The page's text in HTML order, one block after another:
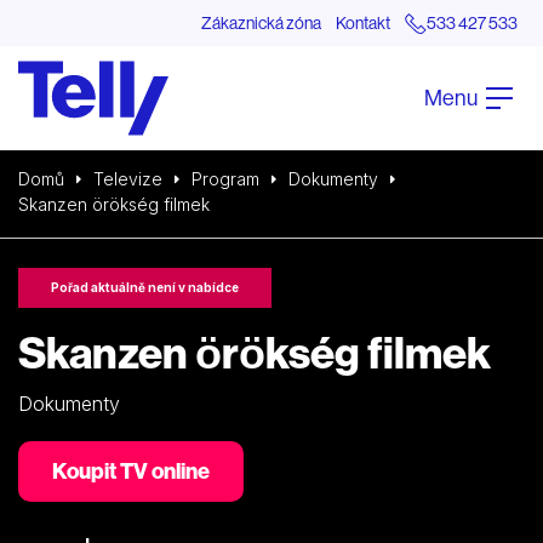
Zákaznická zóna Kontakt 533 427 533
Menu
Domů Televize Program
Dokumenty
Skanzen örökség filmek
Pořad aktuálně není v nabídce
Skanzen örökség filmek
Dokumenty
Koupit TV online